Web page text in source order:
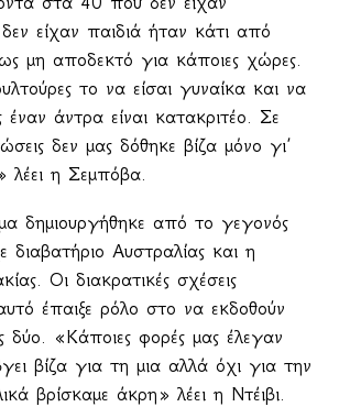
δεν είχαν παιδιά ήταν κάτι από
μη αποδεκτό για κάποιες χώρες.
το να είσαι γυναίκα και να
έναν άντρα είναι κατακριτέο. Σε
δεν μας δόθηκε βίζα μόνο γι’
λέει η Σεμπόβα.
δημιουργήθηκε από το γεγονός
διαβατήριο Αυστραλίας και η
Οι διακρατικές σχέσεις
έπαιξε ρόλο στο να εκδοθούν
δύο. «Κάποιες φορές μας έλεγαν
βίζα για τη μια αλλά όχι για την
βρίσκαμε άκρη» λέει η Ντέιβι.